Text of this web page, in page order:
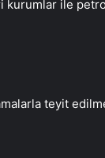
ile
teyit